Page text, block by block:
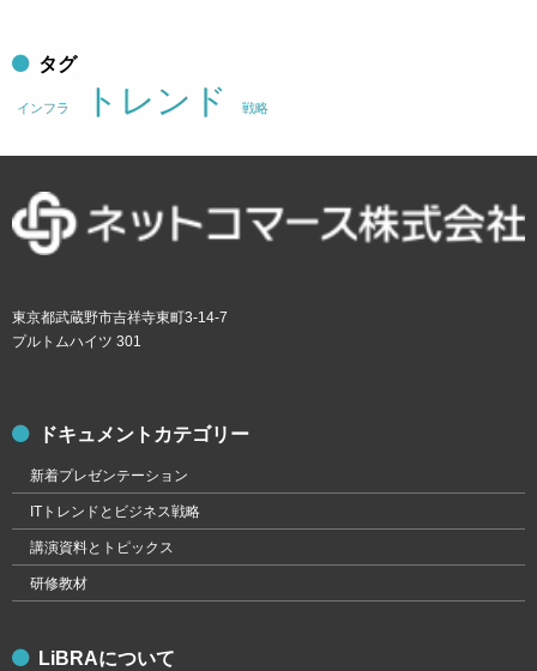
タグ
インフラ トレンド 戦略
東京都武蔵野市吉祥寺東町3-14-7
プルトムハイツ 301
ドキュメントカテゴリー
新着プレゼンテーション
ITトレンドとビジネス戦略
講演資料とトピックス
研修教材
LiBRAについて